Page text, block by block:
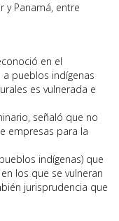
y Panamá, entre
en el
pueblos indígenas
es vulnerada e
señaló que no
empresas para la
indígenas) que
los que se vulneran
jurisprudencia que